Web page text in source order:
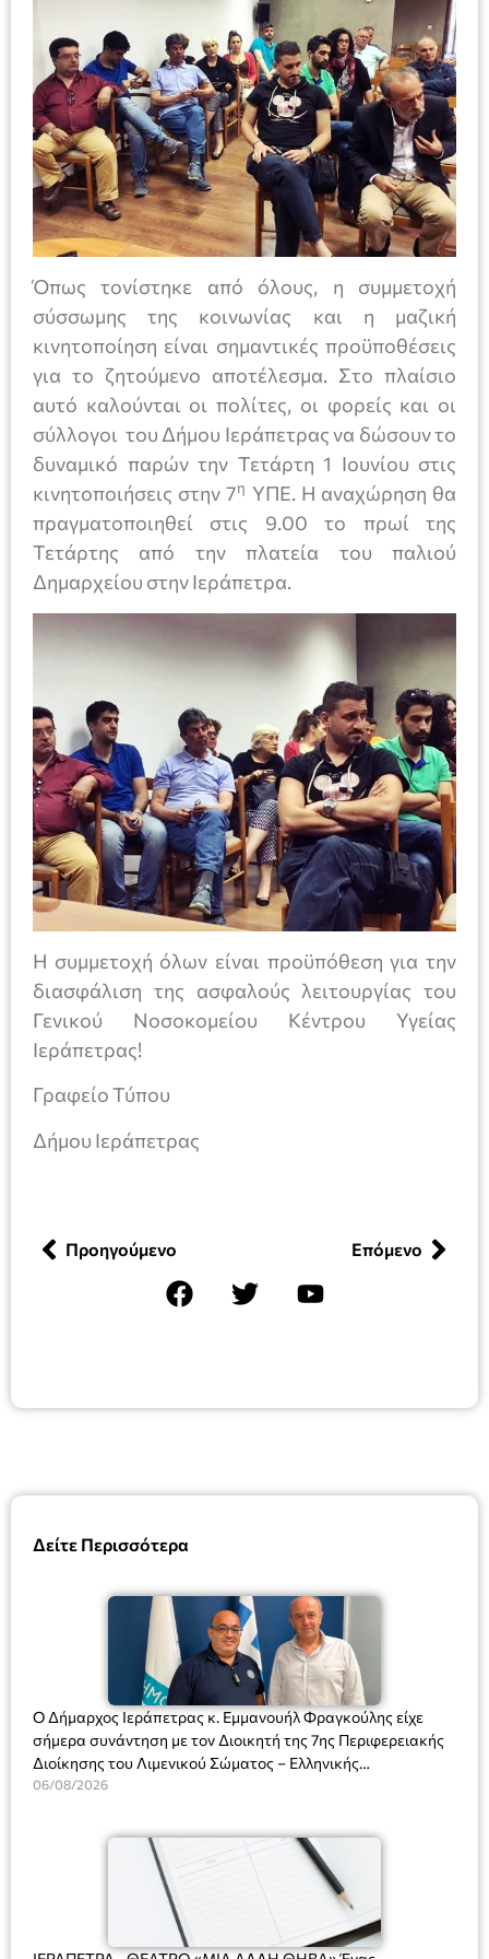
Δείτε Περισσότερα
Ο Δήμαρχος Ιεράπετρας κ. Εμμανουήλ Φραγκούλης είχε
σήμερα συνάντηση με τον Διοικητή της 7ης Περιφερειακής
Διοίκησης του Λιμενικού Σώματος – Ελληνικής
Ακτοφυλακής (Λ.Σ.-ΕΛ.ΑΚΤ.), Αρχιπλοίαρχο Λ.Σ. κ. Ιωάννη
06/08/2026
Όπως τονίστηκε από όλους, η συμμετοχή
σύσσωμης της κοινωνίας και η μαζική
κινητοποίηση είναι σημαντικές προϋποθέσεις
για το ζητούμενο αποτέλεσμα. Στο πλαίσιο
αυτό καλούνται οι πολίτες, οι φορείς και οι
σύλλογοι του Δήμου Ιεράπετρας να δώσουν το
δυναμικό παρών την Τετάρτη 1 Ιουνίου στις
κινητοποιήσεις στην 7η ΥΠΕ. Η αναχώρηση θα
πραγματοποιηθεί στις 9.00 το πρωί της
Τετάρτης από την πλατεία του παλιού
Δημαρχείου στην Ιεράπετρα.
Η συμμετοχή όλων είναι προϋπόθεση για την
διασφάλιση της ασφαλούς λειτουργίας του
Γενικού Νοσοκομείου Κέντρου Υγείας
Ιεράπετρας!
Γραφείο Τύπου
Δήμου Ιεράπετρας
Προηγούμενο Επόμενο